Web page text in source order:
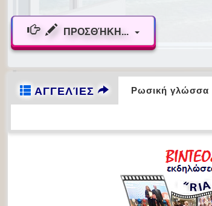
ΠΡΟΣΘΉΚΗ...
ΑΓΓΕΛΊΕΣ Ρωσική γλώσσα